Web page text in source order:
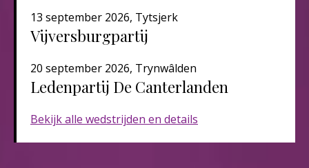
13 september 2026, Tytsjerk
Vijversburgpartij
20 september 2026, Trynwâlden
Ledenpartij De Canterlanden​​​
Bekijk alle wedstrijden en details